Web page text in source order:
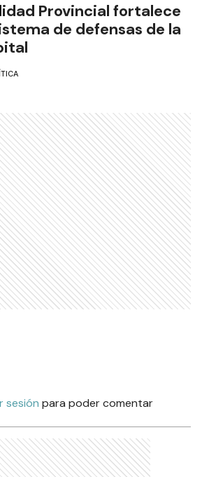
Provincial fortalece
de defensas de la
sesión para poder comentar